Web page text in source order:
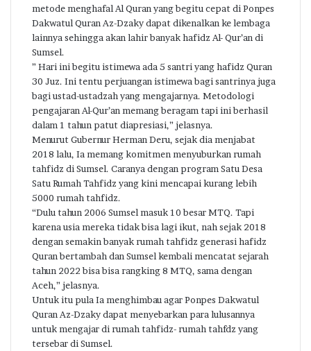
metode menghafal Al Quran yang begitu cepat di Ponpes
Dakwatul Quran Az-Dzaky dapat dikenalkan ke lembaga
lainnya sehingga akan lahir banyak hafidz Al- Qur’an di
Sumsel.
” Hari ini begitu istimewa ada 5 santri yang hafidz Quran
30 Juz. Ini tentu perjuangan istimewa bagi santrinya juga
bagi ustad-ustadzah yang mengajarnya. Metodologi
pengajaran Al-Qur’an memang beragam tapi ini berhasil
dalam 1 tahun patut diapresiasi,” jelasnya.
Menurut Gubernur Herman Deru, sejak dia menjabat
2018 lalu, Ia memang komitmen menyuburkan rumah
tahfidz di Sumsel. Caranya dengan program Satu Desa
Satu Rumah Tahfidz yang kini mencapai kurang lebih
5000 rumah tahfidz.
“Dulu tahun 2006 Sumsel masuk 10 besar MTQ. Tapi
karena usia mereka tidak bisa lagi ikut, nah sejak 2018
dengan semakin banyak rumah tahfidz generasi hafidz
Quran bertambah dan Sumsel kembali mencatat sejarah
tahun 2022 bisa bisa rangking 8 MTQ, sama dengan
Aceh,” jelasnya.
Untuk itu pula Ia menghimbau agar Ponpes Dakwatul
Quran Az-Dzaky dapat menyebarkan para lulusannya
untuk mengajar di rumah tahfidz- rumah tahfdz yang
tersebar di Sumsel.